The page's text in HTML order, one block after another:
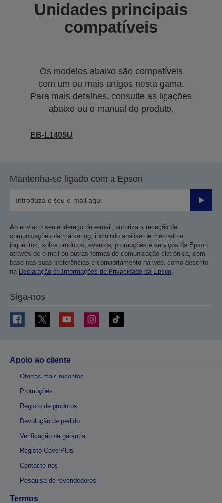
Unidades principais
compatíveis
Os modelos abaixo são compatíveis
com um ou mais artigos nesta gama.
Para mais detalhes, consulte as ligações
abaixo ou o manual do produto.
EB-L1405U
Mantenha-se ligado com a Epson
Enviar
Ao enviar o seu endereço de e-mail, autoriza a receção de
comunicações de marketing, incluindo análise de mercado e
inquéritos, sobre produtos, eventos, promoções e serviços da Epson
através de e-mail ou outras formas de comunicação eletrónica, com
base nas suas preferências e comportamento na web, como descrito
na Declaração de Informações de Privacidade da Epson.
Siga-nos
Apoio ao cliente
Ofertas mais recentes
Promoções
Registo de produtos
Devolução de pedido
Verificação de garantia
Registo CoverPlus
Contacte-nos
Pesquisa de revendedores
Termos